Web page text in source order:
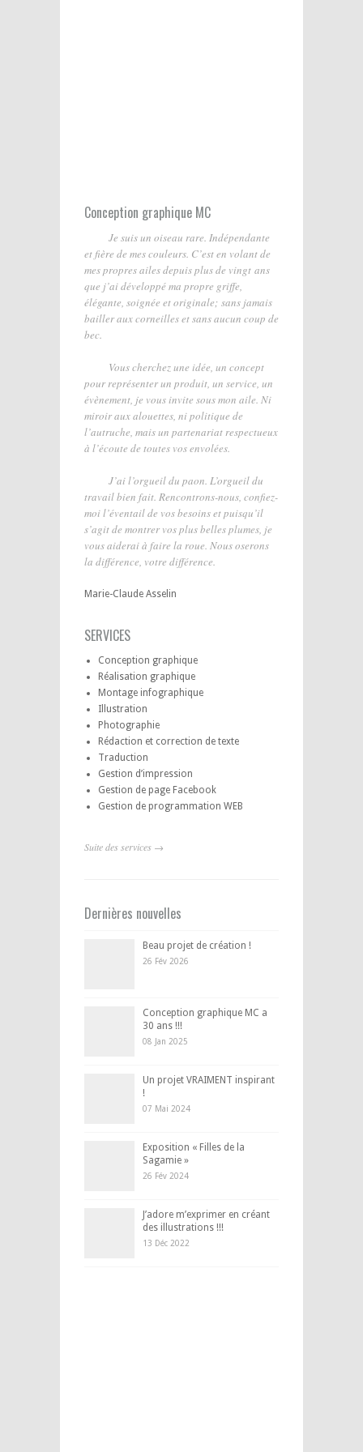
Conception graphique MC
Je suis un oiseau rare. Indépendante
et fière de mes couleurs. C’est en volant de
mes propres ailes depuis plus de vingt ans
que j’ai développé ma propre griffe,
élégante, soignée et originale; sans jamais
bailler aux corneilles et sans aucun coup de
bec.
Vous cherchez une idée, un concept
pour représenter un produit, un service, un
évènement, je vous invite sous mon aile. Ni
miroir aux alouettes, ni politique de
l’autruche, mais un partenariat respectueux
à l’écoute de toutes vos envolées.
J’ai l’orgueil du paon. L’orgueil du
travail bien fait. Rencontrons-nous, confiez-
moi l’éventail de vos besoins et puisqu’il
s’agit de montrer vos plus belles plumes, je
vous aiderai à faire la roue. Nous oserons
la différence, votre différence.
Marie-Claude Asselin
SERVICES
Conception graphique
Réalisation graphique
Montage infographique
Illustration
Photographie
Rédaction et correction de texte
Traduction
Gestion d’impression
Gestion de page Facebook
Gestion de programmation WEB
Suite des services →
Dernières nouvelles
Beau projet de création !
26 Fév 2026
Conception graphique MC a
30 ans !!!
08 Jan 2025
Un projet VRAIMENT inspirant
!
07 Mai 2024
Exposition « Filles de la
Sagamie »
26 Fév 2024
J’adore m’exprimer en créant
des illustrations !!!
13 Déc 2022